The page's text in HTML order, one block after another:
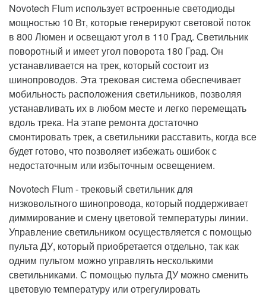
Novotech Flum использует встроенные светодиоды
мощностью 10 Вт, которые генерируют световой поток
в 800 Люмен и освещают угол в 110 Град. Светильник
поворотный и имеет угол поворота 180 Град. Он
устанавливается на трек, который состоит из
шинопроводов. Эта трековая система обеспечивает
мобильность расположения светильников, позволяя
устанавливать их в любом месте и легко перемещать
вдоль трека. На этапе ремонта достаточно
смонтировать трек, а светильники расставить, когда все
будет готово, что позволяет избежать ошибок с
недостаточным или избыточным освещением.
Novotech Flum - трековый светильник для
низковольтного шинопровода, который поддерживает
диммирование и смену цветовой температуры линии.
Управление светильником осуществляется с помощью
пульта ДУ, который приобретается отдельно, так как
одним пультом можно управлять несколькими
светильниками. С помощью пульта ДУ можно сменить
цветовую температуру или отрегулировать